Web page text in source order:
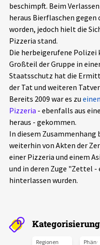
Phänomene
Aktuelles
Alle Beiträge
Veranstaltungen
Pressemitteilungen
Podcasts
Projektbeschreibung
Kontakt
Unterstützer_innen
Spenden
chronik.LE in der Presse
beschimpft. Beim
heraus Bierflaschen gegen
worden, jedoch hielt die
Pizzeria stand.
Die herbeigerufene
Großteil der Gruppe in
Staatsschutz hat die
der Tat und weiteren
Bereits 2009 war es zu
Pizzeria - ebenfalls aus
heraus - gekommen.
In diesem
weiterhin von Akten der
einer Pizzeria und einem
und in deren Zuge "Zettel
hinterlassen wurden.
Kategorisierung
Regionen